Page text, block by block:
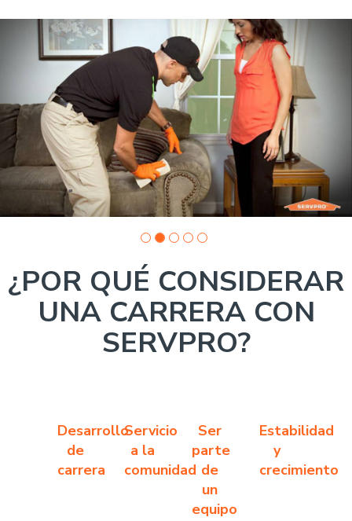
Company
photo
¿POR QUÉ CONSIDERAR
UNA CARRERA CON
SERVPRO?
Desarrollo
de
carrera
Servicio
a la
comunidad
Ser
parte
de
un
equipo
Estabilidad
y
crecimiento